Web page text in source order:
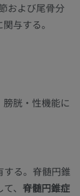
および尾骨分
与する。
胱・性機能に
する。脊髄円錐
、 脊髄円錐症